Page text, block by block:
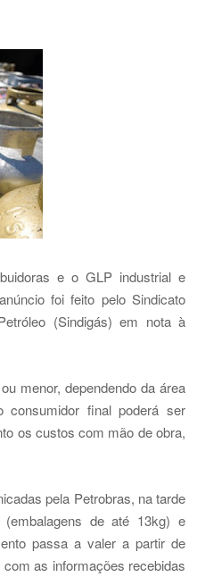
e o GLP industrial e
foi feito pelo Sindicato
(Sindigás) em nota à
menor, dependendo da área
consumidor final poderá ser
os custos com mão de obra,
pela Petrobras, na tarde
de até 13kg) e
passa a valer a partir de
as informações recebidas